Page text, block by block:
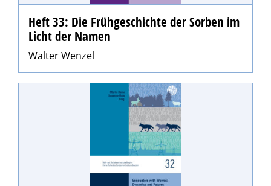
Heft 33: Die Frühgeschichte der Sorben im
Licht der Namen
Walter Wenzel